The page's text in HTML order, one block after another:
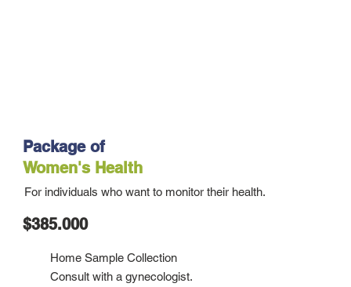
Package of
Women's Health
For individuals who want to monitor their health.
$385.000
Home Sample Collection
Consult with a gynecologist.